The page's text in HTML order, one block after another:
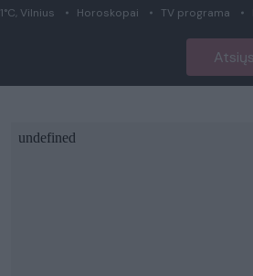
1°C, Vilnius Horoskopai TV programa